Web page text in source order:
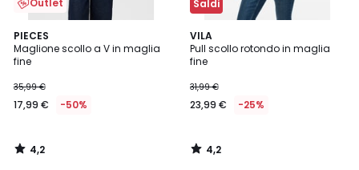
Outlet
PIECES
Maglione scollo a V in maglia
fine
35,99 €
17,99 € -50%
4,2
/ 5
4,2
/
Saldi
VILA
Pull scollo rotondo in maglia
fine
31,99 €
23,99 € -25%
4,2
/ 5
4,2
/